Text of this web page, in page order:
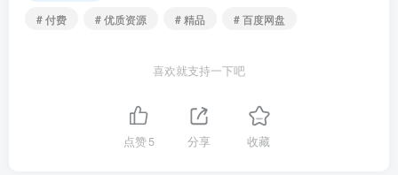
# 付费
# 优质资源 # 精品 # 百度网盘
喜欢就支持一下吧
点赞5 分享 收藏